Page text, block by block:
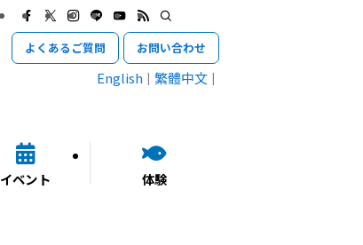
イベント 体験
よくあるご質問 お問い合わせ
English 繁體中文